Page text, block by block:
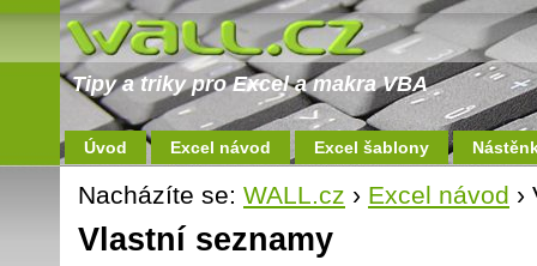
Tipy a triky pro Excel a makra VBA
Úvod Excel návod Excel šablony
Nacházíte se: WALL.cz › Excel návod ›
Vlastní seznamy